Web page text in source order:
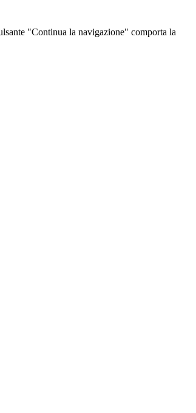
"Continua la navigazione" comporta la